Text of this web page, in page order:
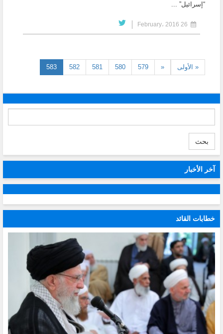
“إسرائيل” ...
« الأولى «
579
580
581
582
583
(current)
بحث
آخر الأخبار
خطابات القائد